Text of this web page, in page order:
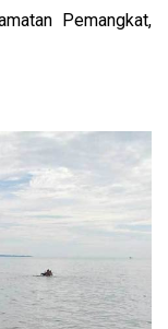
Pemangkat,